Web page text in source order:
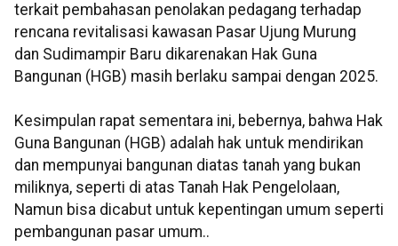
terkait pembahasan penolakan pedagang terhadap
rencana revitalisasi kawasan Pasar Ujung Murung
dan Sudimampir Baru dikarenakan Hak Guna
Bangunan (HGB) masih berlaku sampai dengan 2025.
Kesimpulan rapat sementara ini, bebernya, bahwa Hak
Guna Bangunan (HGB) adalah hak untuk mendirikan
dan mempunyai bangunan diatas tanah yang bukan
miliknya, seperti di atas Tanah Hak Pengelolaan,
Namun bisa dicabut untuk kepentingan umum seperti
pembangunan pasar umum..